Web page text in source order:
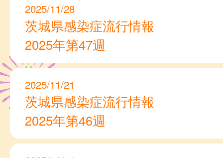
2025/11/28
茨城県感染症流行情報
2025年第47週
2025/11/21
茨城県感染症流行情報
2025年第46週